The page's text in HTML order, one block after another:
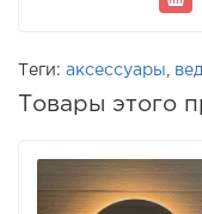
Теги: аксессуары
Товары этого